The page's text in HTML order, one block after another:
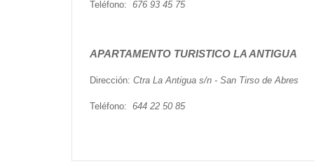
Teléfono: 676 93 45 75
APARTAMENTO TURISTICO LA ANTIGUA
Dirección: Ctra La Antigua s/n - San Tirso de Abres
Teléfono: 644 22 50 85